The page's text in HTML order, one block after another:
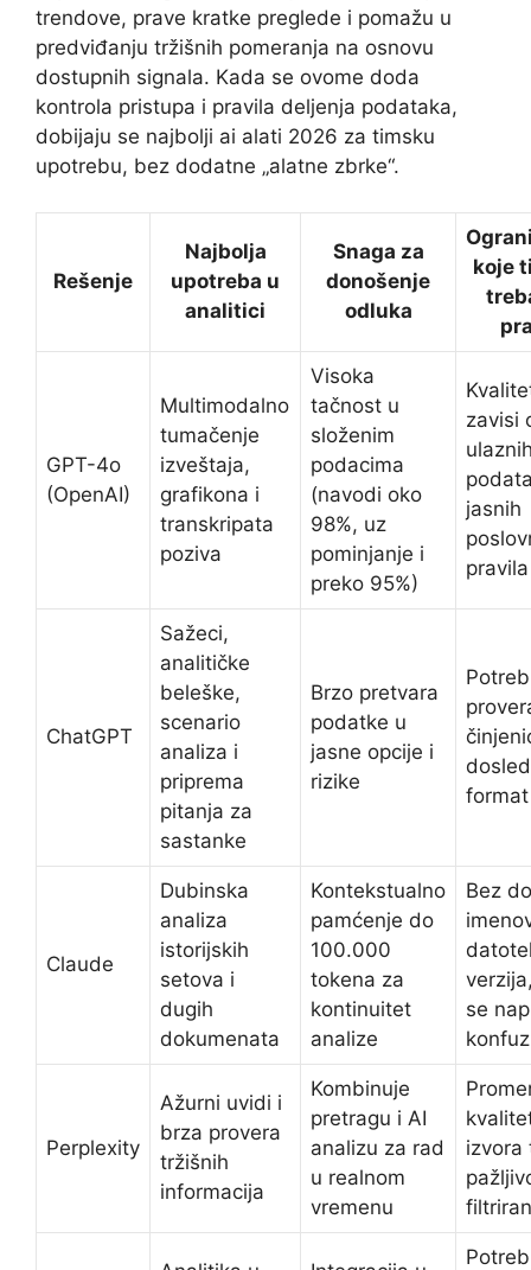
trendove, prave kratke preglede i pomažu u
predviđanju tržišnih pomeranja na osnovu
dostupnih signala. Kada se ovome doda
kontrola pristupa i pravila deljenja podataka,
dobijaju se najbolji ai alati 2026 za timsku
upotrebu, bez dodatne „alatne zbrke“.
Rešenje
Najbolja
upotreba u
analitici
Snaga za
donošenje
odluka
koje
GPT-4o
(OpenAI)
Multimodalno
tumačenje
izveštaja,
grafikona i
transkripata
poziva
Visoka
tačnost u
složenim
podacima
(navodi oko
98%, uz
pominjanje i
preko 95%)
zavisi
jasnih
pravila
ChatGPT
Sažeci,
analitičke
beleške,
scenario
analiza i
priprema
pitanja za
sastanke
Brzo pretvara
podatke u
jasne opcije i
rizike
Claude
Dubinska
analiza
istorijskih
setova i
dugih
dokumenata
Kontekstualno
pamćenje do
100.000
tokena za
kontinuitet
analize
Bez
se
Perplexity
Ažurni uvidi i
brza provera
tržišnih
informacija
Kombinuje
pretragu i AI
analizu za rad
u realnom
vremenu
izvora